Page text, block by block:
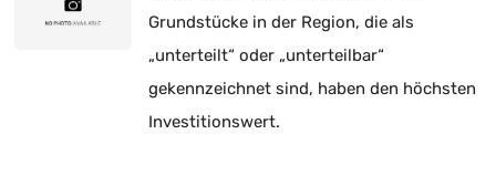
Grundstücke in der Region, die als
„unterteilt“ oder „unterteilbar“
gekennzeichnet sind, haben den höchsten
Investitionswert.